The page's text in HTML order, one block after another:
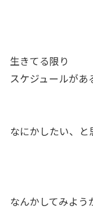
生きてる限り
スケジュールがあ
なにかしたい、と
なんかしてみよう